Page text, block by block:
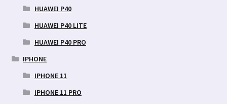
HUAWEI P40
HUAWEI P40 LITE
HUAWEI P40 PRO
IPHONE
IPHONE 11
IPHONE 11 PRO